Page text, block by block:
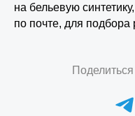
на бельевую
по почте, для